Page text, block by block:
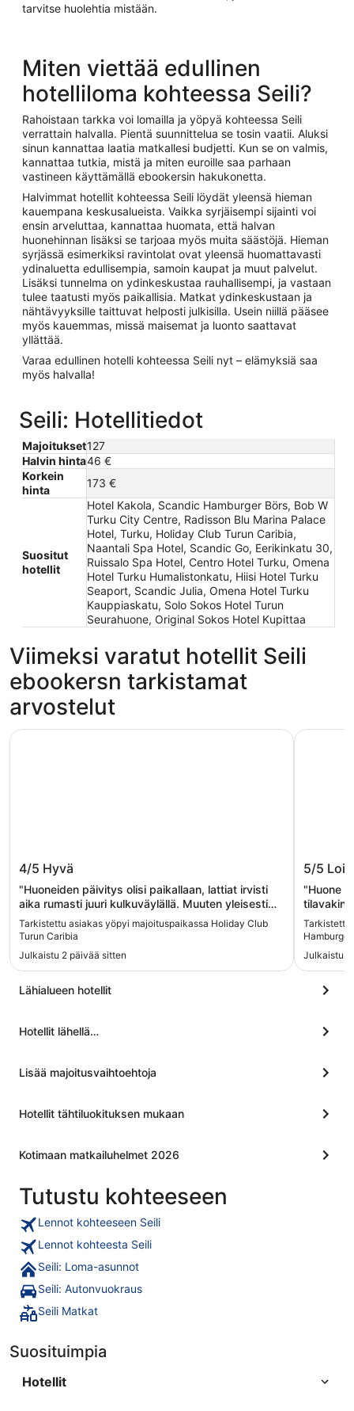
tarvitse huolehtia mistään.
Miten viettää edullinen
hotelliloma kohteessa Seili?
Rahoistaan tarkka voi lomailla ja yöpyä kohteessa Seili
verrattain halvalla. Pientä suunnittelua se tosin vaatii. Aluksi
sinun kannattaa laatia matkallesi budjetti. Kun se on valmis,
kannattaa tutkia, mistä ja miten euroille saa parhaan
vastineen käyttämällä ebookersin hakukonetta.
Halvimmat hotellit kohteessa Seili löydät yleensä hieman
kauempana keskusalueista. Vaikka syrjäisempi sijainti voi
ensin arveluttaa, kannattaa huomata, että halvan
huonehinnan lisäksi se tarjoaa myös muita säästöjä. Hieman
syrjässä esimerkiksi ravintolat ovat yleensä huomattavasti
ydinaluetta edullisempia, samoin kaupat ja muut palvelut.
Lisäksi tunnelma on ydinkeskustaa rauhallisempi, ja vastaan
tulee taatusti myös paikallisia. Matkat ydinkeskustaan ja
nähtävyyksille taittuvat helposti julkisilla. Usein niillä pääsee
myös kauemmas, missä maisemat ja luonto saattavat
yllättää.
Varaa edullinen hotelli kohteessa Seili nyt – elämyksiä saa
myös halvalla!
Seili: Hotellitiedot
Majoitukset127
Halvin hinta46 €
Korkein
hinta
173 €
Suositut
hotellit
Hotel Kakola, Scandic Hamburger Börs, Bob W
Turku City Centre, Radisson Blu Marina Palace
Hotel, Turku, Holiday Club Turun Caribia,
Naantali Spa Hotel, Scandic Go, Eerikinkatu 30,
Ruissalo Spa Hotel, Centro Hotel Turku, Omena
Hotel Turku Humalistonkatu, Hiisi Hotel Turku
Seaport, Scandic Julia, Omena Hotel Turku
Kauppiaskatu, Solo Sokos Hotel Turun
Seurahuone, Original Sokos Hotel Kupittaa
Viimeksi varatut hotellit Seili
ebookersn tarkistamat
arvostelut
Holiday Club Turun Caribia
4/5 Hyvä
"Huoneiden päivitys olisi paikallaan, lattiat irvisti
aika rumasti juuri kulkuväylällä. Muuten yleisesti
toimi juuri siihen tarkoitukseen miksi huone
varattiin. Vastaanotosta erittäin hyvää palvelua!"
Tarkistettu asiakas yöpyi majoituspaikassa Holiday Club
Turun Caribia
Julkaistu 2 päivää sitten
Holiday Club Turun Caribia
5/5
"Huone
tilavakin!
olikin
mieleen
jonkun
oli
kallis,
Tällä
Tarkistettu
Julkaistu 1
Scandic
Lähialueen hotellit
Hotellit lähellä…
Lisää majoitusvaihtoehtoja
Hotellit tähtiluokituksen mukaan
Kotimaan matkailuhelmet 2026
Tutustu kohteeseen
Lennot kohteeseen Seili
Lennot kohteesta Seili
Seili: Loma-asunnot
Seili: Autonvuokraus
Seili Matkat
Suosituimpia
Hotellit